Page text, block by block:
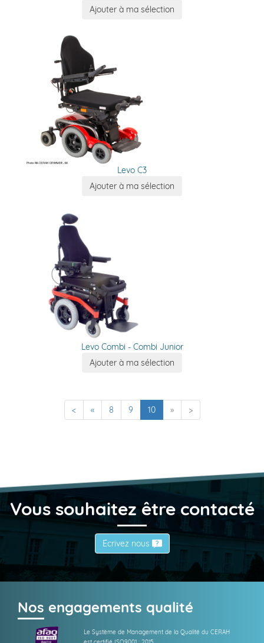
Levo C3
Levo Combi - Combi Junior
< « 8 9 10(current)
» >
Vous souhaitez être contacté
Écrivez nous
Nos engagements qualité
Le Système de Management de la Qualité du CERAH